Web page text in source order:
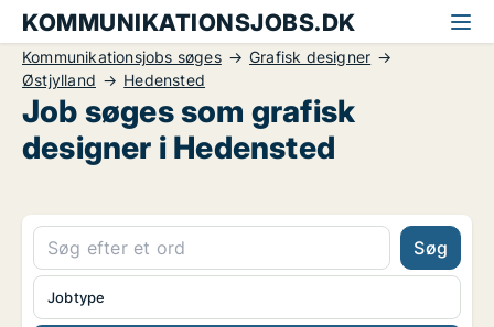
KOMMUNIKATIONSJOBS.DK
Kommunikationsjobs søges
Grafisk designer
Østjylland
Hedensted
Job søges som grafisk
designer i Hedensted
Søg
Jobtype